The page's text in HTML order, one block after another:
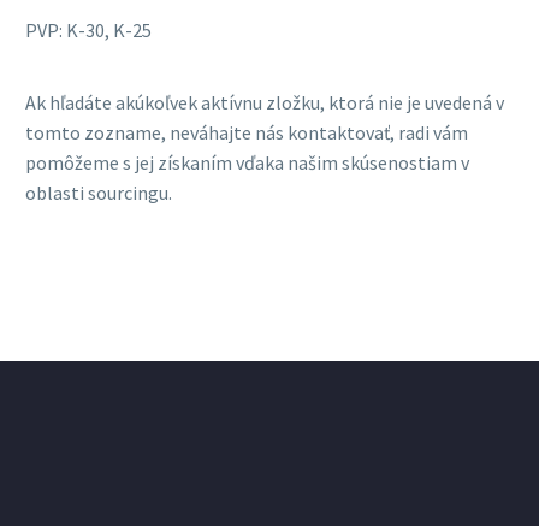
PVP: K-30, K-25
Ak hľadáte akúkoľvek aktívnu zložku, ktorá nie je uvedená v
tomto zozname, neváhajte nás kontaktovať, radi vám
pomôžeme s jej získaním vďaka našim skúsenostiam v
oblasti sourcingu.